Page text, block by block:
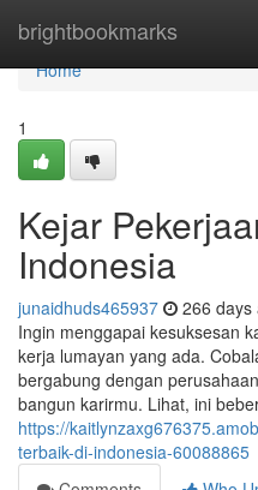
brightbookmarks
Home
Home
1
Kejar
Indonesia
junaidhuds465937 266 days
Ingin menggapai kesuksesan
kerja lumayan yang ada.
bergabung dengan
bangun karirmu. Lihat, ini
https://
terbaik-di-indonesia-60088865